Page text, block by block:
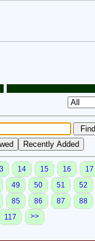
14 15 16 17
49 50 51 52
85 86 87 88
117
>>